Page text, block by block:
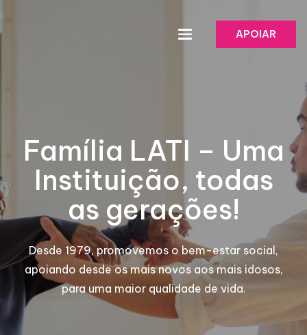
APOIAR
Família LATI – Uma
Instituição, todas
as gerações!
Desde 1979, promovemos o bem-estar social,
apoiando desde os mais novos aos mais idosos,
para uma maior qualidade de vida.